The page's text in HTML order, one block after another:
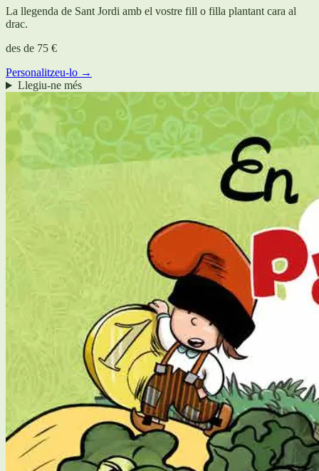
La llegenda de Sant Jordi amb el vostre fill o filla plantant cara al
drac.
des de 75 €
Personalitzeu-lo →
Llegiu-ne més